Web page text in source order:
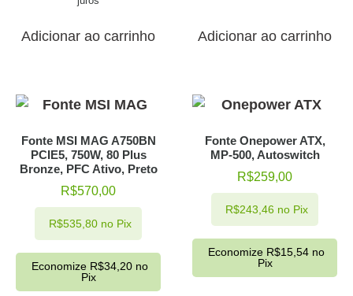
Adicionar ao carrinho Adicionar ao carrinho
Fonte MSI MAG A750BN
PCIE5, 750W, 80 Plus
Bronze, PFC Ativo, Preto
R$570,00
R$535,80 no Pix
Economize R$34,20 no
Pix
Fonte Onepower ATX,
MP-500, Autoswitch
R$259,00
R$243,46 no Pix
Economize R$15,54 no
Pix